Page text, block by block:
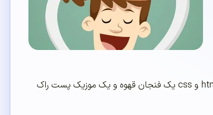
html و css بود! راستی این نکته را هم اضافه کنم : اگر در هنگام یادگیری و یا برنامه نویسی html و css یک فنجان قهوه و یک موزیک پست راک